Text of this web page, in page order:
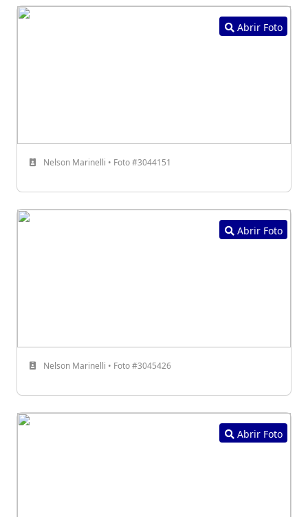
Abrir Foto
Nelson Marinelli • Foto #3044151
Abrir Foto
Nelson Marinelli • Foto #3045426
Abrir Foto